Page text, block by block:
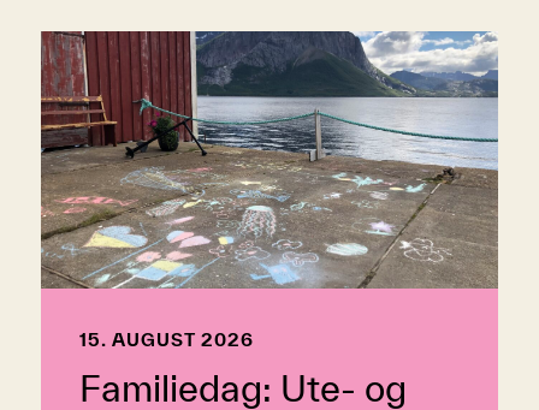
15. AUGUST 2026
Familiedag: Ute- og